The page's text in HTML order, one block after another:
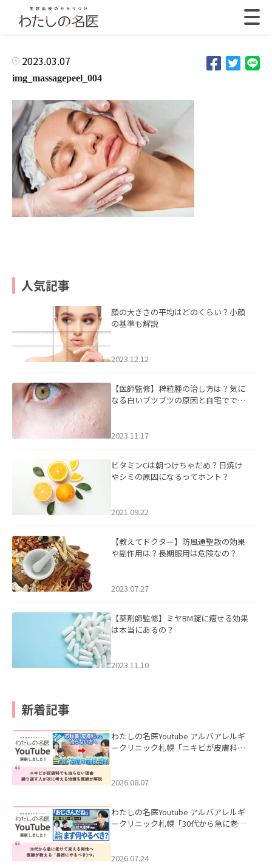
2023.03.07
img_massagepeel_004
人気記事
顔の大きさの平均はどのくらい？小顔
の基準も解説
2023.12.12
【医師監修】稗粒腫の治し方は？気に
なる白いブツブツの原因と自宅ででき
2023.11.17
ビタミンCは朝つけちゃだめ？日焼け
やシミの原因になるってホント？
2021.09.22
【教えてドクター】防風通聖散の効果
や副作用は？長期服用は危険なの？
2023.07.27
【薬剤師監修】ミヤBM錠に痩せる効果
は本当にあるの？
2023.11.10
新着記事
わたしの名医Youtube アルバアレルギ
ークリニック札幌「ニキビが皮膚科で
ました。
2026.08.07
わたしの名医Youtube アルバアレルギ
ークリニック札幌「30代から急に老け
た。
2026.07.24